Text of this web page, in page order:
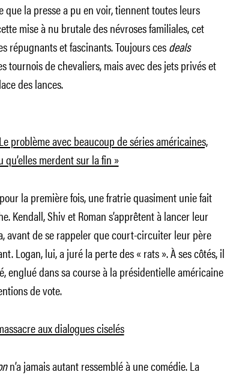
que la presse a pu en voir, tiennent toutes leurs
mise à nu brutale des névroses familiales, cet
répugnants et fascinants. Toujours cesdeals
tournois de chevaliers, mais avec des jets privés et
des lances.
problème avec beaucoup de séries américaines,
qu’elles merdent sur la fin »
la première fois, une fratrie quasiment unie fait
Kendall, Shiv et Roman s’apprêtent à lancer leur
avant de se rappeler que court-circuiter leur père
Logan, lui, a juré la perte des « rats ». À ses côtés, il
englué dans sa course à la présidentielle américaine
de vote.
aux dialogues ciselés
n’a jamais autant ressemblé à une comédie. La